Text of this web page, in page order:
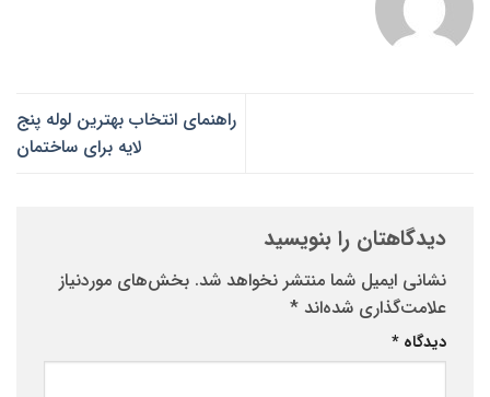
راهنمای انتخاب بهترین لوله پنج
لایه برای ساختمان
دیدگاهتان را بنویسید
نشانی ایمیل شما منتشر نخواهد شد. بخش‌های موردنیاز
علامت‌گذاری شده‌اند *
دیدگاه *